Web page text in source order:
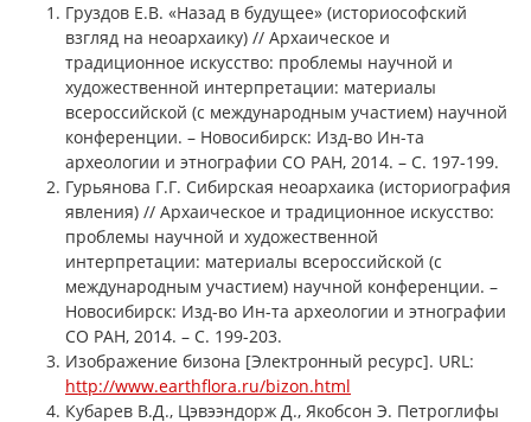
Груздов Е.В. «Назад в будущее» (историософский
взгляд на неоархаику) // Архаическое и
традиционное искусство: проблемы научной и
художественной интерпретации: материалы
всероссийской (с международным участием) научной
конференции. – Новосибирск: Изд-во Ин-та
археологии и этнографии СО РАН, 2014. – С. 197-199.
Гурьянова Г.Г. Сибирская неоархаика (историография
явления) // Архаическое и традиционное искусство:
проблемы научной и художественной
интерпретации: материалы всероссийской (с
международным участием) научной конференции. –
Новосибирск: Изд-во Ин-та археологии и этнографии
СО РАН, 2014. – С. 199-203.
Изображение бизона [Электронный ресурс]. URL:
http://www.earthflora.ru/bizon.html
Кубарев В.Д., Цэвээндорж Д., Якобсон Э. Петроглифы